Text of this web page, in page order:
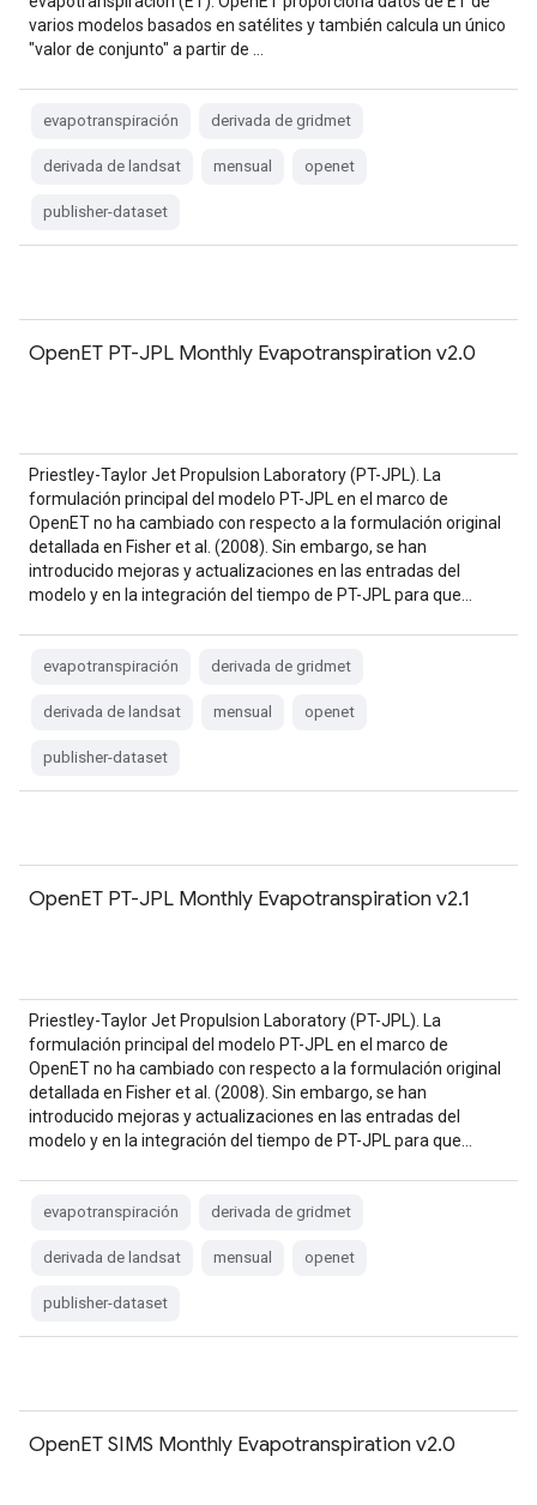
varios modelos basados en satélites y también calcula un único
"valor de conjunto" a partir de …
evapotranspiración derivada de gridmet
derivada de landsat mensual openet
publisher-dataset
OpenET PT-JPL Monthly Evapotranspiration v2.0
Priestley-Taylor Jet Propulsion Laboratory (PT-JPL). La
formulación principal del modelo PT-JPL en el marco de
OpenET no ha cambiado con respecto a la formulación original
detallada en Fisher et al. (2008). Sin embargo, se han
introducido mejoras y actualizaciones en las entradas del
modelo y en la integración del tiempo de PT-JPL para que…
evapotranspiración derivada de gridmet
derivada de landsat mensual openet
publisher-dataset
OpenET PT-JPL Monthly Evapotranspiration v2.1
Priestley-Taylor Jet Propulsion Laboratory (PT-JPL). La
formulación principal del modelo PT-JPL en el marco de
OpenET no ha cambiado con respecto a la formulación original
detallada en Fisher et al. (2008). Sin embargo, se han
introducido mejoras y actualizaciones en las entradas del
modelo y en la integración del tiempo de PT-JPL para que…
evapotranspiración derivada de gridmet
derivada de landsat mensual openet
publisher-dataset
OpenET SIMS Monthly Evapotranspiration v2.0